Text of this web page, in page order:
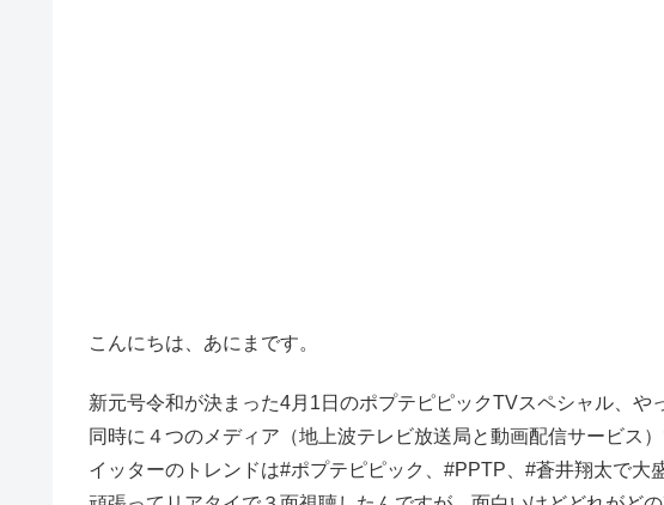
こんにちは、あにまです。
新元号令和が決まった4月1日のポプテピピックTVスペシャル、や
同時に４つのメディア（地上波テレビ放送局と動画配信サービス
イッターのトレンドは#ポプテピピック、#PPTP、#蒼井翔太で大